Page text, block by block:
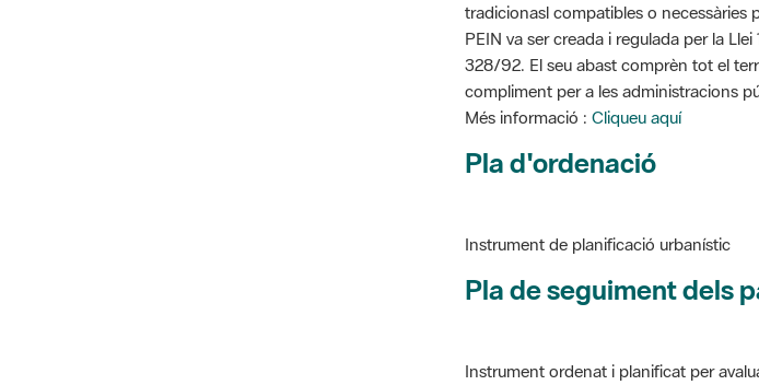
tradicionasl compatibles o necessàries
PEIN va ser creada i regulada per la
328/92. El seu abast comprèn tot el
compliment per a les administracions
Més informació : Cliqueu aquí
Pla d'ordenació
Instrument de planificació urbanístic
Pla de seguiment dels
Instrument ordenat i planificat per